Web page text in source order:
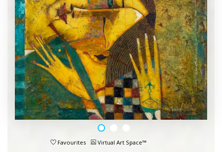
Favourites Virtual Art Space™